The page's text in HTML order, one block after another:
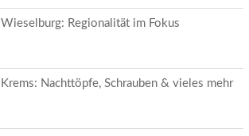
Wieselburg: Regionalität im Fokus
Krems: Nachttöpfe, Schrauben & vieles mehr